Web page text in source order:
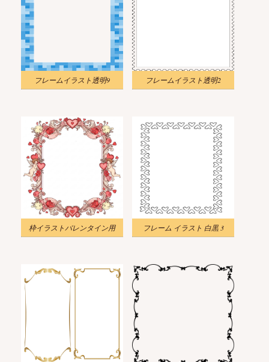
フレームイラスト透明9 フレームイラスト透明2
枠イラストバレンタイン用 フレーム イラスト 白黒 3